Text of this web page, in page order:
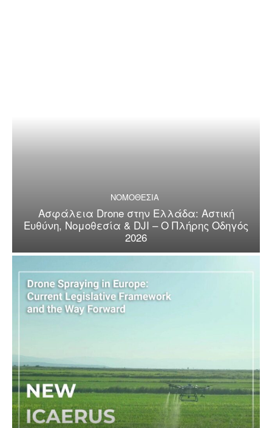
ΝΟΜΟΘΕΣΙΑ
Ασφάλεια Drone στην Ελλάδα: Αστική
Ευθύνη, Νομοθεσία & DJI – Ο Πλήρης Οδηγός
2026